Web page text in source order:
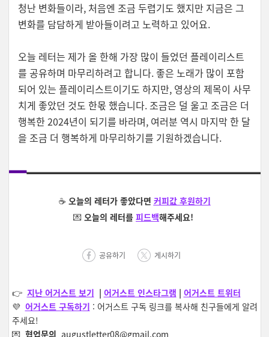
청난 변화들이라, 처음엔 조금 두렵기도 했지만 지금은 그
변화를 담담하게 받아들이려고 노력하고 있어요.
오늘 레터는 제가 올 한해 가장 많이 들었던 플레이리스트
를 공유하며 마무리하려고 합니다. 좋은 노래가 많이 포함
되어 있는 플레이리스트이기도 하지만, 영상의 제목이 사무
치게 좋았던 것도 한몫 했습니다. 조금은 덜 울고 조금은 더
행복한 2024년이 되기를 바라며, 여러분 역시 마지막 한 달
을 조금 더 행복하게 마무리하기를 기원하겠습니다.
☕️ 오늘의 레터가 좋았다면 커피값 후원하기
💌 오늘의 레터를 피드백해주세요!
공유하기 게시하기
👉 지난 어거스트 보기 | 어거스트 인스타그램 | 어거스트 트위터
💜 어거스트 구독하기 : 어거스트 구독 링크를 복사해 친구들에게 알려
주세요!
💌 협업문의 augustletter08@gmail.com